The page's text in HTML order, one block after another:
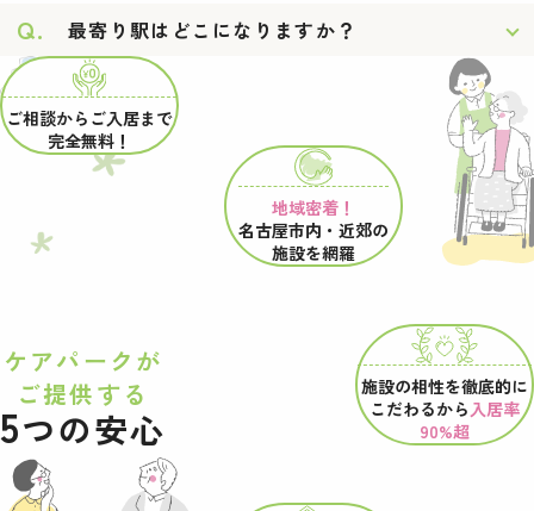
Q. 最寄り駅はどこになりますか？
ケアパークが
ご提供する
5つの安心
ご相談からご入居まで
完全無料！
地域密着！
名古屋市内・近郊の
施設を網羅
施設の相性を徹底的に
こだわるから入居率
90%超